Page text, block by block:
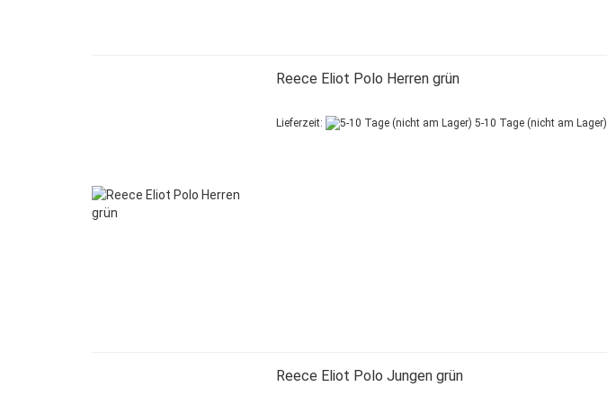
Reece Eliot Polo Herren grün
Lieferzeit: 5-10 Tage (nicht am Lager)
Reece Eliot Polo Jungen grün